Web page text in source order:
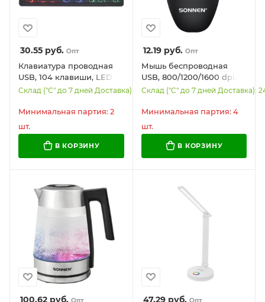
30.55 руб. Опт
Клавиатура проводная
USB, 104 клавиши, LED-
подсветка, SONNEN
Склад ("С" до 7 дней Доставка): 1827
Минимальная партия: 2
шт.
В КОРЗИНУ
12.19руб. Опт
Мышь беспроводная
USB, 800/1200/1600 dpi, 5
кнопок + колесо-кнопка,
Q80, черная, 513945
Склад ("С" до 7 дней Доставка):
Минимальная партия: 4
шт.
В КОРЗИНУ
100.62 руб. Опт 47.29руб. Опт